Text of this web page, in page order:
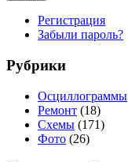
Регистрация
Забыли пароль?
Рубрики
Осциллограммы
Ремонт (18)
Схемы (171)
Фото (26)